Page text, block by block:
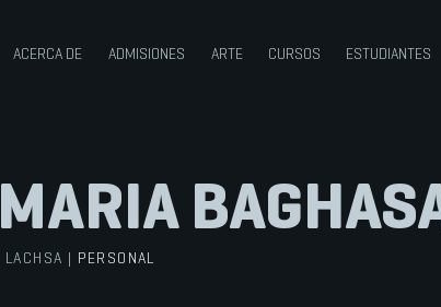
ACERCA DE ADMISIONES ARTE CURSOS ESTUDIANTES
MARIA
LACHSA | PERSONAL